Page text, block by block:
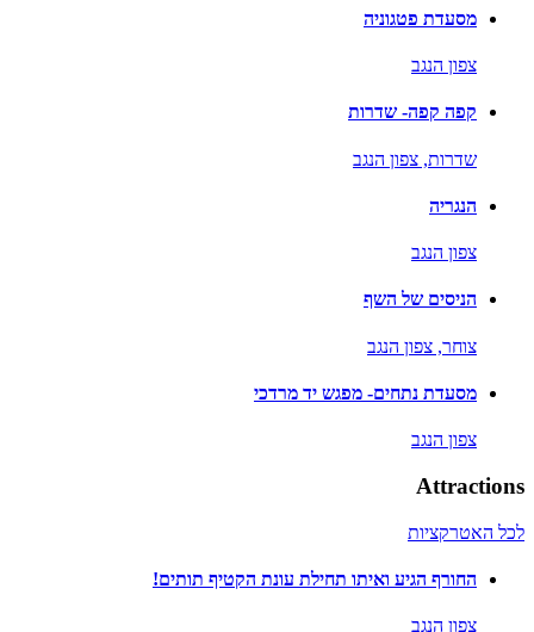
מסעדת פטגוניה
צפון הנגב
קפה קפה- שדרות
שדרות, צפון הנגב
הנגריה
צפון הנגב
הניסים של השף
צוחר, צפון הנגב
מסעדת נתחים- מפגש יד מרדכי
צפון הנגב
Attractions
לכל האטרקציות
החורף הגיע ואיתו תחילת עונת הקטיף תותים!
צפון הנגב